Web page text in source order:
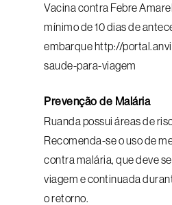
Vacina contra Febre
mínimo de 10 dias de
embarque http://
saude-para-viagem
Prevenção de Malária
Ruanda possui áreas de
Recomenda-se o uso de
contra malária, que deve
viagem e continuada
o retorno.